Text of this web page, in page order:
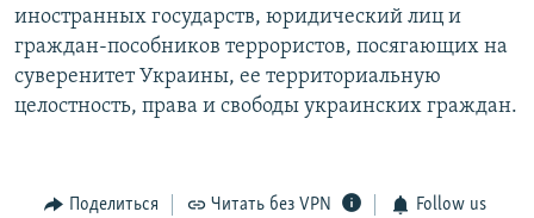
иностранных государств, юридический лиц и
граждан-пособников террористов, посягающих на
суверенитет Украины, ее территориальную
целостность, права и свободы украинских граждан.
Поделиться Читать без VPN Follow us